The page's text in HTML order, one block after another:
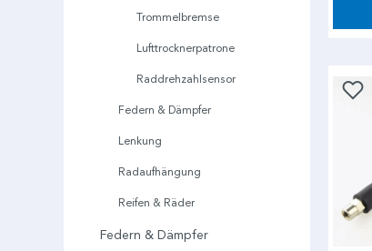
Trommelbremse
Lufttrocknerpatrone
Raddrehzahlsensor
Federn & Dämpfer
Lenkung
Radaufhängung
Reifen & Räder
Federn & Dämpfer